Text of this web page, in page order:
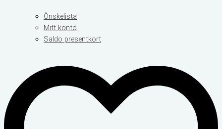
Önskelista
Mitt konto
Saldo presentkort